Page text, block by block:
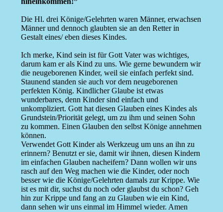
Die Hl. drei Könige/Gelehrten waren Männer, erwachsen
Männer und dennoch glaubten sie an den Retter in
Gestalt eines/ eben dieses Kindes.
Ich merke, Kind sein ist für Gott Vater was wichtiges,
darum kam er als Kind zu uns. Wie gerne bewundern wir
die neugeborenen Kinder, weil sie einfach perfekt sind.
Staunend standen sie auch vor dem neugeborenen
perfekten König. Kindlicher Glaube ist etwas
wunderbares, denn Kinder sind einfach und
unkompliziert. Gott hat diesen Glauben eines Kindes als
Grundstein/Priorität gelegt, um zu ihm und seinen Sohn
zu kommen. Einen Glauben den selbst Könige annehmen
können.
Verwendet Gott Kinder als Werkzeug um uns an ihn zu
erinnern? Benutzt er sie, damit wir ihnen, diesen Kindern
im einfachen Glauben nacheifern? Dann wollen wir uns
rasch auf den Weg machen wie die Kinder, oder noch
besser wie die Könige/Gelehrten damals zur Krippe. Wie
ist es mit dir, suchst du noch oder glaubst du schon? Geh
hin zur Krippe und fang an zu Glauben wie ein Kind,
dann sehen wir uns einmal im Himmel wieder. Amen